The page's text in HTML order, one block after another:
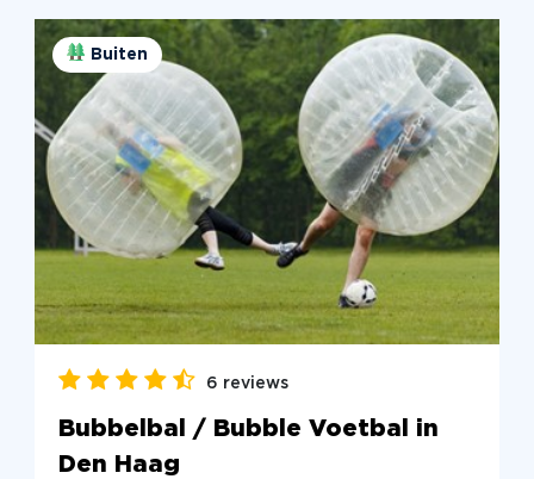
Buiten
6 reviews
Bubbelbal / Bubble Voetbal in
Den Haag